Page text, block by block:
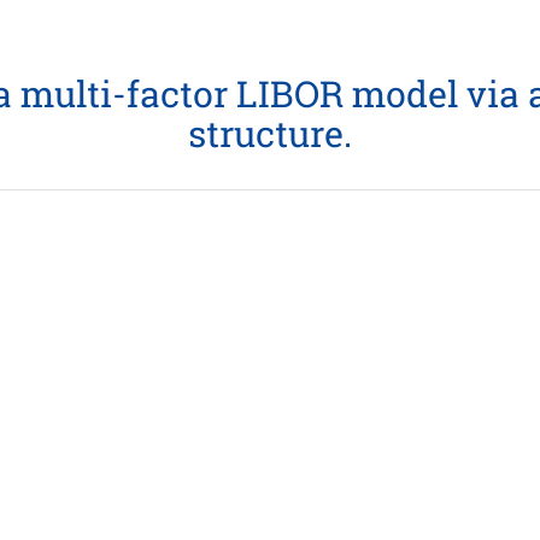
multi-factor LIBOR model
structure.